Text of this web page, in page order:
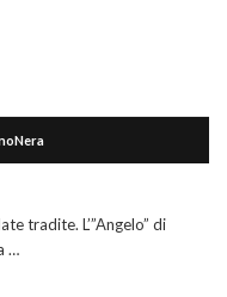
tradite. L’”Angelo” di
…